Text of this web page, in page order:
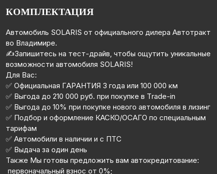
КОМПЛЕКТАЦИЯ
Автомобиль SOLARIS от официального дилера Автотракт
во Владимире.
✍️Запишитесь на тест-драйв, чтобы ощутить уникальные
возможности автомобиля SOLARIS!
Для Вас:
✅ Oфициaльная ГAPАHТИЯ 3 года или 100 000 км
✅ Выгода до 210 000 руб. при покупке в Тrаdе-in
✅ Выгода до 10% при покупке нового автомобиля в лизинг
✅ Подбор и оформление КАСКО/ОСАГО по специальным
тарифам
✅ Автомобили в наличии и с ПТС
✅ Выдача за один день
Также Мы готовы предложить вам автокредитование:
️ первоначальный взнос от 0%;